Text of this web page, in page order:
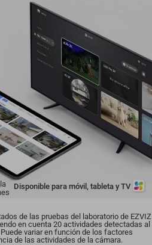
Disponible para móvil, tableta y TV
de las pruebas del laboratorio de EZVIZ
en cuenta 20 actividades detectadas al
variar en función de los factores
de las actividades de la cámara.